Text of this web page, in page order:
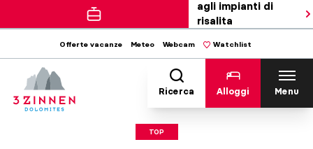
agli impianti di
risalita
Offerte vacanze Meteo Webcam Watchlist
Ricerca Alloggi Menu
TOP